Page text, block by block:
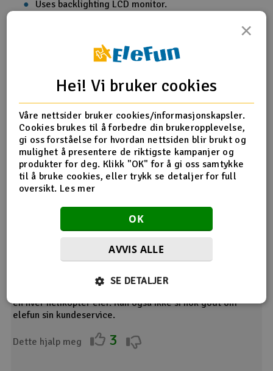
Uses backlighting LCD monitor.
Suitable for 200-800mm main blades.
Build-in energy saving function. Power shuts down
after 3 mins without any movement.
Body Dimension:108x53.9x16mm
Suitable blade width:20mm-74mm
Detectable pitch range: +-90deg
Resolution: 0.1deg
Battery: 2X CR 2032 Lithium
Weight:38g (including battery)
Produktanmeldelser
Fungerer utmerket!
en hver helikopter eier. Kan også ikke si nok godt om
elefun sin kundeservice.
Dette hjalp meg 3
×
Hei! Vi bruker cookies
Våre nettsider bruker cookies/informasjonskapsler.
Cookies brukes til å forbedre din brukeropplevelse,
gi oss forståelse for hvordan nettsiden blir brukt og
mulighet å presentere de riktigste kampanjer og
produkter for deg. Klikk "OK" for å gi oss samtykke
til å bruke cookies, eller trykk se detaljer for full
oversikt. Les mer
OK
AVVIS ALLE
SE DETALJER